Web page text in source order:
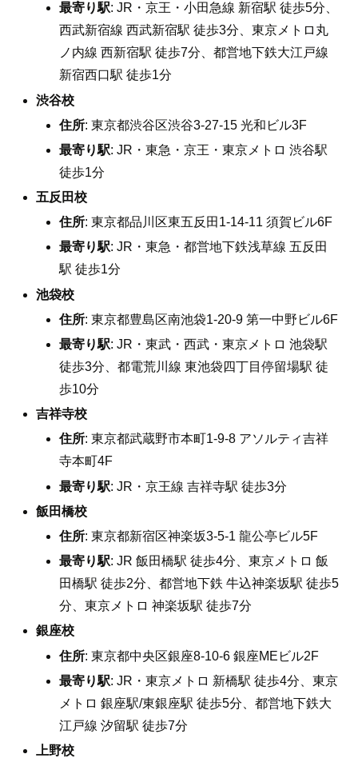
最寄り駅: JR・京王・小田急線 新宿駅 徒歩5分、
西武新宿線 西武新宿駅 徒歩3分、東京メトロ丸
ノ内線 西新宿駅 徒歩7分、都営地下鉄大江戸線
新宿西口駅 徒歩1分
渋谷校
住所: 東京都渋谷区渋谷3-27-15 光和ビル3F
最寄り駅: JR・東急・京王・東京メトロ 渋谷駅
徒歩1分
五反田校
住所: 東京都品川区東五反田1-14-11 須賀ビル6F
最寄り駅: JR・東急・都営地下鉄浅草線 五反田
駅 徒歩1分
池袋校
住所: 東京都豊島区南池袋1-20-9 第一中野ビル6F
最寄り駅: JR・東武・西武・東京メトロ 池袋駅
徒歩3分、都電荒川線 東池袋四丁目停留場駅 徒
歩10分
吉祥寺校
住所: 東京都武蔵野市本町1-9-8 アソルティ吉祥
寺本町4F
最寄り駅: JR・京王線 吉祥寺駅 徒歩3分
飯田橋校
住所: 東京都新宿区神楽坂3-5-1 龍公亭ビル5F
最寄り駅: JR 飯田橋駅 徒歩4分、東京メトロ 飯
田橋駅 徒歩2分、都営地下鉄 牛込神楽坂駅 徒歩5
分、東京メトロ 神楽坂駅 徒歩7分
銀座校
住所: 東京都中央区銀座8-10-6 銀座MEビル2F
最寄り駅: JR・東京メトロ 新橋駅 徒歩4分、東京
メトロ 銀座駅/東銀座駅 徒歩5分、都営地下鉄大
江戸線 汐留駅 徒歩7分
上野校